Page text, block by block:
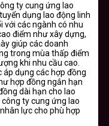
ty cung ứng lao
dụng lao động linh
với các ngành có nhu
điểm như xây dựng,
giúp các doanh
trong mùa thấp điểm
khi nhu cầu cao.
áp dụng các hợp đồng
hợp đồng ngắn hạn
dài hạn cho lao
ty cung ứng lao
lực cho phù hợp